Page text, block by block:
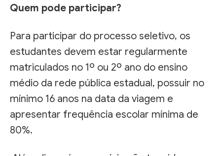
Quem pode participar?
Para participar do processo seletivo, os
estudantes devem estar regularmente
matriculados no 1º ou 2º ano do ensino
médio da rede pública estadual, possuir no
mínimo 16 anos na data da viagem e
apresentar frequência escolar mínima de
80%.